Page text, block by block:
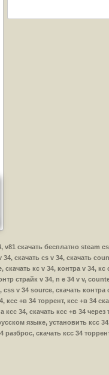
v81 скачать бесплатно steam
34, скачать cs v 34, скачать
кс v 34, контра v 34,
страйк v 34, n e 34 v v,
css v 34 source, скачать
ксс +в 34 торрент, ксс +в 34
ксс 34, скачать ксс +в 34
языке, установить ксс
разброс, скачать ксс 34